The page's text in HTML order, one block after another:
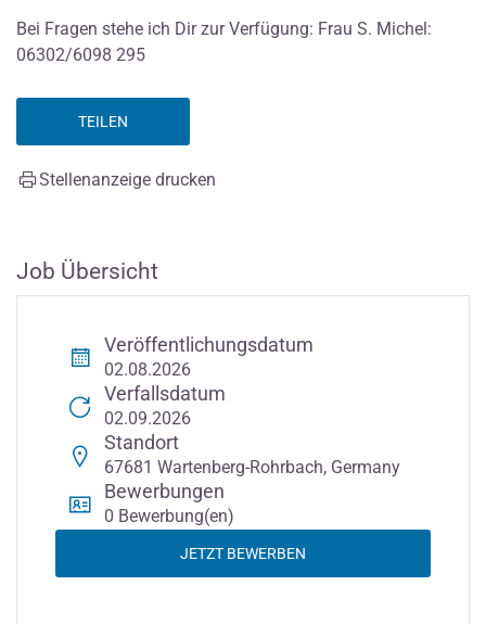
Bei Fragen stehe ich Dir zur Verfügung: Frau S. Michel:
06302/6098 295
TEILEN
Stellenanzeige drucken
Job Übersicht
Veröffentlichungsdatum
02.08.2026
Verfallsdatum
02.09.2026
Standort
67681 Wartenberg-Rohrbach, Germany
Bewerbungen
0 Bewerbung(en)
JETZT BEWERBEN